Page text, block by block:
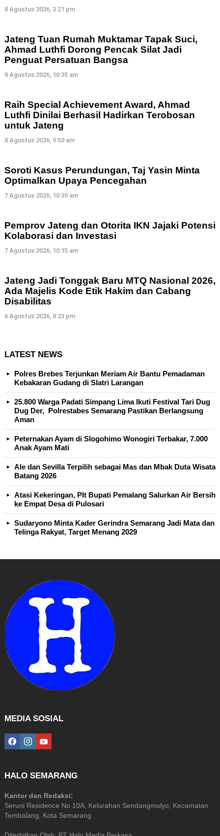
8 Agustus 2026, 3:21 pm
Jateng Tuan Rumah Muktamar Tapak Suci,
Ahmad Luthfi Dorong Pencak Silat Jadi
Penguat Persatuan Bangsa
8 Agustus 2026, 10:35 am
Raih Special Achievement Award, Ahmad
Luthfi Dinilai Berhasil Hadirkan Terobosan
untuk Jateng
8 Agustus 2026, 9:50 am
Soroti Kasus Perundungan, Taj Yasin Minta
Optimalkan Upaya Pencegahan
7 Agustus 2026, 10:30 am
Pemprov Jateng dan Otorita IKN Jajaki Potensi
Kolaborasi dan Investasi
7 Agustus 2026, 10:15 am
Jateng Jadi Tonggak Baru MTQ Nasional 2026,
Ada Majelis Kode Etik Hakim dan Cabang
Disabilitas
6 Agustus 2026, 8:23 pm
LATEST NEWS
Polres Brebes Terjunkan Meriam Air Bantu Pemadaman
Kebakaran Gudang di Slatri Larangan
25.800 Warga Padati Simpang Lima Ikuti Festival Tari Dug
Dug Der, Polrestabes Semarang Pastikan Berlangsung
Aman
Peternakan Ayam di Slogohimo Wonogiri Terbakar, 7.000
Anak Ayam Mati
Ale dan Sevilla Terpilih sebagai Mas dan Mbak Duta Wisata
Batang 2026
Atasi Kekeringan, Plt Bupati Pemalang Salurkan Air Bersih
ke Empat Desa di Pulosari
Sudaryono Minta Kader Gerindra Semarang Jadi Mata dan
Telinga Rakyat, Target Menang 2029
MEDIA SOSIAL
facebookinstagramyoutube
HALO SEMARANG
Kantor dan Redaksi:
Seruni Residence No 10A, Kelurahan Sendangmulyo, Kecamatan
Tembalang, Kota Semarang